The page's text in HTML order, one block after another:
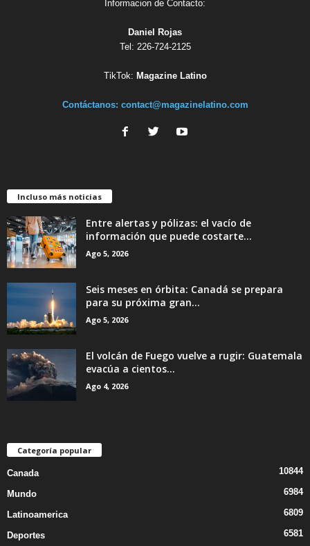
Informacion de Contacto:
Daniel Rojas
Tel: 226-724-2125
TikTok: Magazine Latino
Contáctanos: contact@magazinelatino.com
Incluso más noticias
Entre alertas y pólizas: el vacío de
información que puede costarte...
Ago 5, 2026
Seis meses en órbita: Canadá se prepara
para su próxima gran...
Ago 5, 2026
El volcán de Fuego vuelve a rugir: Guatemala
evacúa a cientos...
Ago 4, 2026
Categoría popular
Canada 10844
Mundo 6984
Latinoamerica 6809
Deportes 6581